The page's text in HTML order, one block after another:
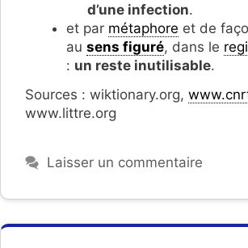
d’une infection.
et par métaphore et de
au sens figuré, dans le
: un reste inutilisable.
Sources : wiktionary.org,
www.littre.org
Laisser un commentaire